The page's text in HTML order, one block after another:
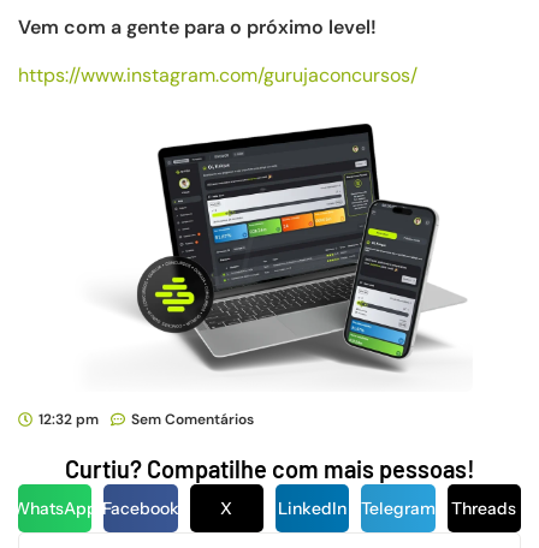
Vem com a gente para o próximo level!
https://www.instagram.com/gurujaconcursos/
12:32 pm Sem Comentários
Curtiu? Compatilhe com mais pessoas!
WhatsApp Facebook X LinkedIn Telegram Threads